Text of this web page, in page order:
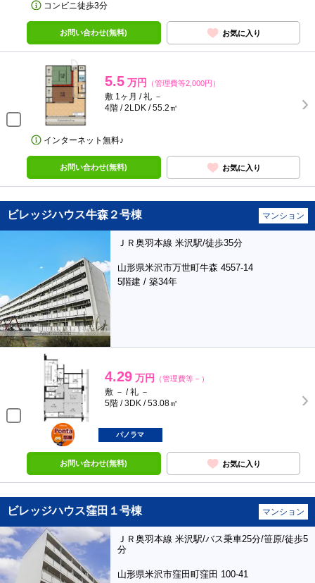
コンビニ徒歩3分
お問い合わせ(無料) お気に入り
5.5 万円 （管理費等2,000円）
敷 1ヶ月 / 礼 －
4階 / 2LDK / 55.2㎡
インターネット無料♪
お問い合わせ(無料) お気に入り
ビレッジハウス牛森２号棟 マンション
ＪＲ奥羽本線 米沢駅/徒歩35分
山形県米沢市万世町牛森 4557-14
5階建 / 築34年
4.29 万円 （管理費等－）
敷 － / 礼 －
5階 / 3DK / 53.08㎡
ポンタ
部屋
パノラマ
お問い合わせ(無料) お気に入り
ビレッジハウス窪田１号棟 マンション
ＪＲ奥羽本線 米沢駅/バス乗車25分/笹原/徒歩5
分
山形県米沢市窪田町窪田 100-41